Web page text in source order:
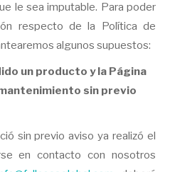
le sea imputable. Para poder
respecto de la Política de
algunos supuestos:
un producto y la Página
sin previo
sin previo aviso ya realizó el
en contacto con nosotros